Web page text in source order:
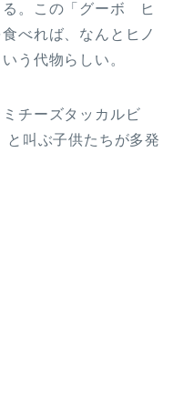
る。この「グーボ ヒ
べれば、なんとヒノ
う代物らしい。
チーズタッカルビ
と叫ぶ子供たちが多発